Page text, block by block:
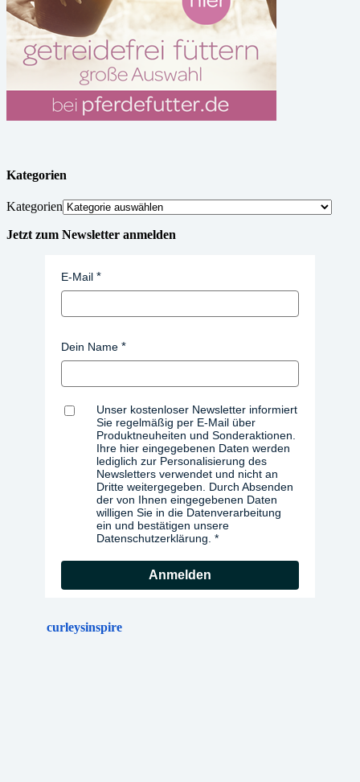
Kategorien
Kategorien
Jetzt zum Newsletter anmelden
E-Mail
Dein Name
Unser kostenloser Newsletter informiert
Sie regelmäßig per E-Mail über
Produktneuheiten und Sonderaktionen.
Ihre hier eingegebenen Daten werden
lediglich zur Personalisierung des
Newsletters verwendet und nicht an
Dritte weitergegeben. Durch Absenden
der von Ihnen eingegebenen Daten
willigen Sie in die Datenverarbeitung
ein und bestätigen unsere
Datenschutzerklärung.
Anmelden
curleysinspire